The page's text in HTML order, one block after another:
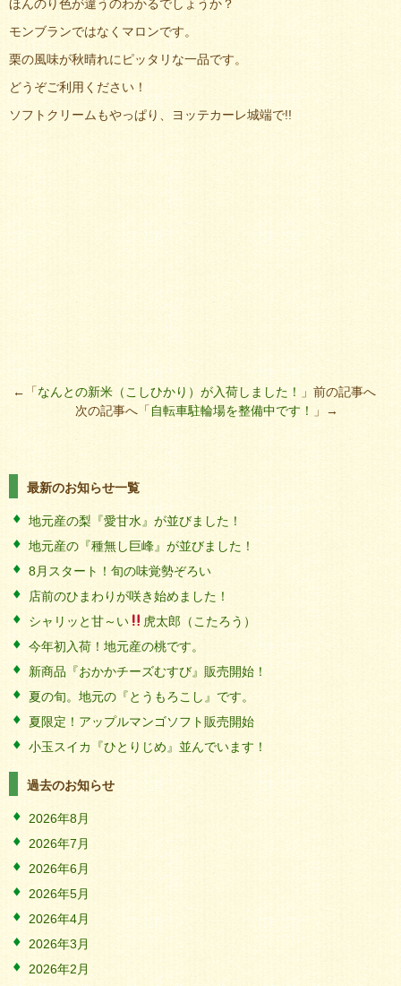
ほんのり色が違うのわかるでしょうか？
モンブランではなくマロンです。
栗の風味が秋晴れにピッタリな一品です。
どうぞご利用ください！
ソフトクリームもやっぱり、ヨッテカーレ城端で!!
←「なんとの新米（こしひかり）が入荷しました！ 」前の記事へ
次の記事へ「自転車駐輪場を整備中です！ 」→
最新のお知らせ一覧
地元産の梨『愛甘水』が並びました！
地元産の『種無し巨峰』が並びました！
8月スタート！旬の味覚勢ぞろい
店前のひまわりが咲き始めました！
シャリッと甘～い
虎太郎（こたろう）
今年初入荷！地元産の桃です。
新商品『おかかチーズむすび』販売開始！
夏の旬。地元の『とうもろこし』です。
夏限定！アップルマンゴソフト販売開始
小玉スイカ『ひとりじめ』並んでいます！
過去のお知らせ
2026年8月
2026年7月
2026年6月
2026年5月
2026年4月
2026年3月
2026年2月